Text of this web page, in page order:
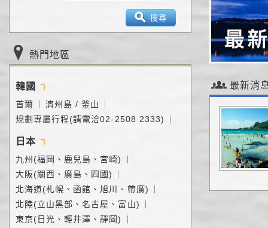
搜尋
熱門地區
韓國
首爾 濟州島 / 釜山
規劃專屬行程(請電洽02-2508 2333)
日本
九州(福岡、鹿兒島、宮崎)
大阪(關西、廣島、四國)
北海道(札幌、函館、旭川、帶廣)
北陸(立山黑部、名古屋、富山)
東京(日光、輕井澤、靜岡)
最新消